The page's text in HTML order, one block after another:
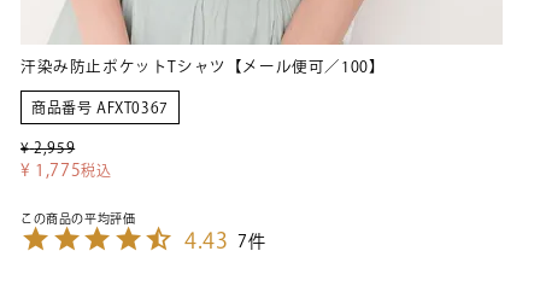
汗染み防止ポケットTシャツ【メール便可／100】
商品番号 AFXT0367
¥ 2,959
¥ 1,775税込
4.43 7